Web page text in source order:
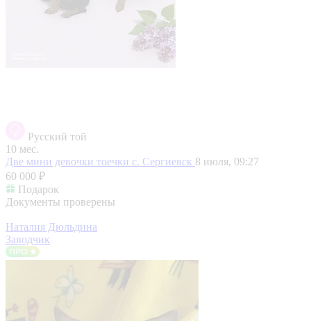
Русский той
10 мес.
Две мини девочки тоечки с. Сергиевск 8 июля, 09:27
60 000 ₽
Подарок
Документы проверены
Наталия Дюльдина
Заводчик